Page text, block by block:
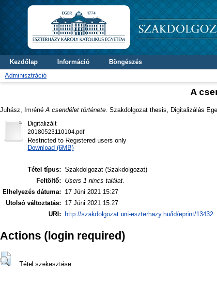
Kezdőlap Információ
Böngészés
Adminisztráció
A
Juhász, Imréné A csendélet története. Szakdolgozat thesis, Digitalizálás
Digitalizált
20180523110104.pdf
Restricted to Registered users only
Download (6MB)
Tétel típus: Szakdolgozat (Szakdolgozat)
Feltöltő:
Users 1 nincs találat.
Elhelyezés dátuma:
17 Júni 2021 15:27
Utolsó változtatás:
17 Júni 2021 15:27
URI:
http://szakdolgozat.uni-eszterhazy.hu/id/eprint/13432
Actions (login required)
Tétel szekesztése